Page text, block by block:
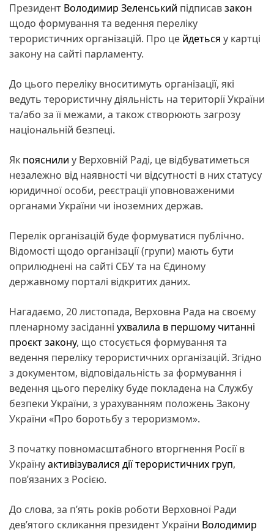
Президент Володимир Зеленський підписавзакон
щодо формування та ведення переліку
терористичних організацій. Про це йдеться у картці
закону на сайті парламенту.
До цього переліку вноситимуть організації, які
ведуть терористичну діяльність на території України
та/або за її межами, а також створюють загрозу
національній безпеці.
Як пояснили у Верховній Раді, це відбуватиметься
незалежно від наявності чи відсутності в них статусу
юридичної особи, реєстрації уповноваженими
органами України чи іноземних держав.
Перелік організацій буде формуватися публічно.
Відомості щодо організації (групи) мають бути
оприлюднені на сайті СБУ та на Єдиному
державному порталі відкритих даних.
Нагадаємо, 20 листопада, Верховна Рада на своєму
пленарному засіданні ухвалила в першому читанні
проєкт закону, що стосується формування та
ведення переліку терористичних організацій. Згідно
з документом, відповідальність за формування і
ведення цього переліку буде покладена на Службу
безпеки України, з урахуванням положень Закону
України «Про боротьбу з тероризмом».
З початку повномасштабного вторгнення Росії в
Українуактивізувалися дії терористичних груп,
пов’язаних з Росією.
До слова, за п’ять років роботи Верховної Ради
дев’ятого скликання президент України Володимир